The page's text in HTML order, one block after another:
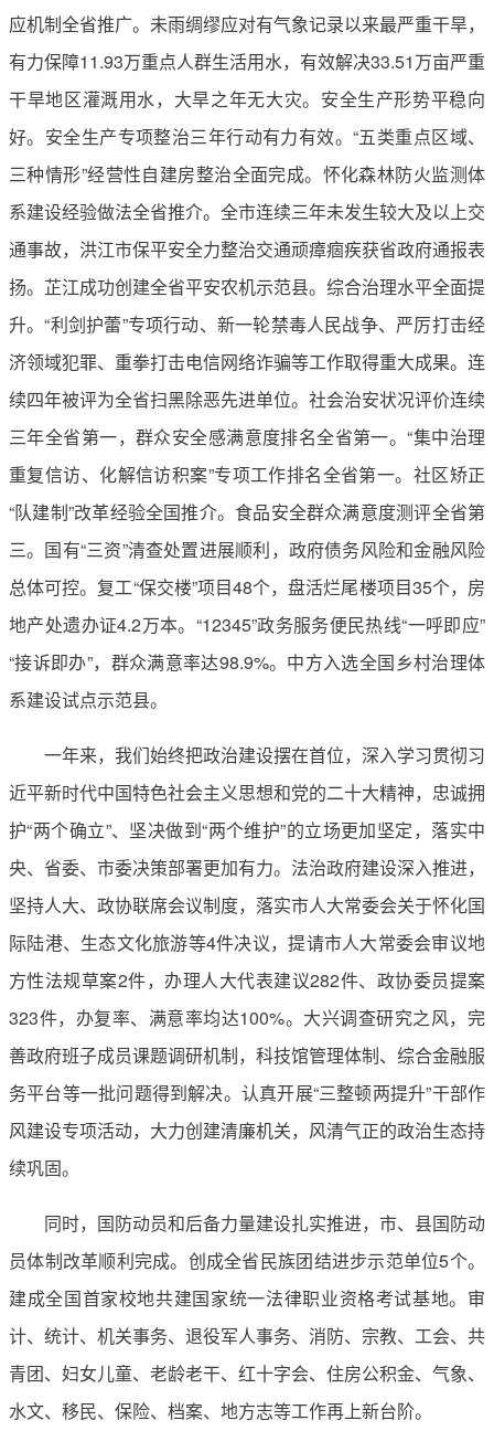
应机制全省推广。未雨绸缪应对有气象记录以来最严重干旱，
有力保障11.93万重点人群生活用水，有效解决33.51万亩严重
干旱地区灌溉用水，大旱之年无大灾。安全生产形势平稳向
好。安全生产专项整治三年行动有力有效。“五类重点区域、
三种情形”经营性自建房整治全面完成。怀化森林防火监测体
系建设经验做法全省推介。全市连续三年未发生较大及以上交
通事故，洪江市保平安全力整治交通顽瘴痼疾获省政府通报表
扬。芷江成功创建全省平安农机示范县。综合治理水平全面提
升。“利剑护蕾”专项行动、新一轮禁毒人民战争、严厉打击经
济领域犯罪、重拳打击电信网络诈骗等工作取得重大成果。连
续四年被评为全省扫黑除恶先进单位。社会治安状况评价连续
三年全省第一，群众安全感满意度排名全省第一。“集中治理
重复信访、化解信访积案”专项工作排名全省第一。社区矫正
“队建制”改革经验全国推介。食品安全群众满意度测评全省第
三。国有“三资”清查处置进展顺利，政府债务风险和金融风险
总体可控。复工“保交楼”项目48个，盘活烂尾楼项目35个，房
地产处遗办证4.2万本。“12345”政务服务便民热线“一呼即应”
“接诉即办”，群众满意率达98.9%。中方入选全国乡村治理体
系建设试点示范县。
一年来，我们始终把政治建设摆在首位，深入学习贯彻习
近平新时代中国特色社会主义思想和党的二十大精神，忠诚拥
护“两个确立”、坚决做到“两个维护”的立场更加坚定，落实中
央、省委、市委决策部署更加有力。法治政府建设深入推进，
坚持人大、政协联席会议制度，落实市人大常委会关于怀化国
际陆港、生态文化旅游等4件决议，提请市人大常委会审议地
方性法规草案2件，办理人大代表建议282件、政协委员提案
323件，办复率、满意率均达100%。大兴调查研究之风，完
善政府班子成员课题调研机制，科技馆管理体制、综合金融服
务平台等一批问题得到解决。认真开展“三整顿两提升”干部作
风建设专项活动，大力创建清廉机关，风清气正的政治生态持
续巩固。
同时，国防动员和后备力量建设扎实推进，市、县国防动
员体制改革顺利完成。创成全省民族团结进步示范单位5个。
建成全国首家校地共建国家统一法律职业资格考试基地。审
计、统计、机关事务、退役军人事务、消防、宗教、工会、共
青团、妇女儿童、老龄老干、红十字会、住房公积金、气象、
水文、移民、保险、档案、地方志等工作再上新台阶。